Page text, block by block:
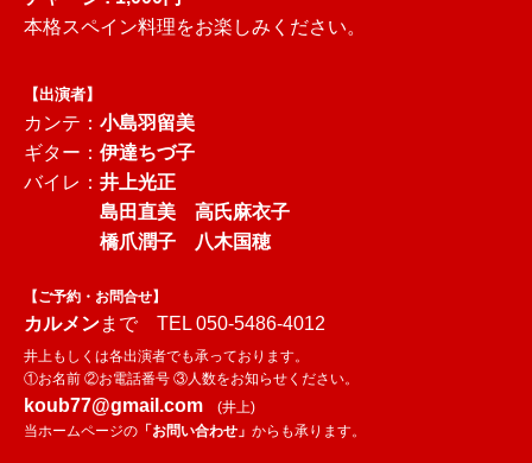
本格スペイン料理をお楽しみください。
【出演者】
カンテ： 小島羽留美
ギター： 伊達ちづ子
バイレ： 井上光正
島田直美 高氏麻衣子
橋爪潤子 八木国穂
【ご予約・お問合せ】
カルメンまで TEL 050-5486-4012
井上もしくは各出演者でも承っております。
①お名前 ②お電話番号 ③人数をお知らせください。
koub77@gmail.com
(井上)
当ホームページの 「お問い合わせ」 からも承ります。